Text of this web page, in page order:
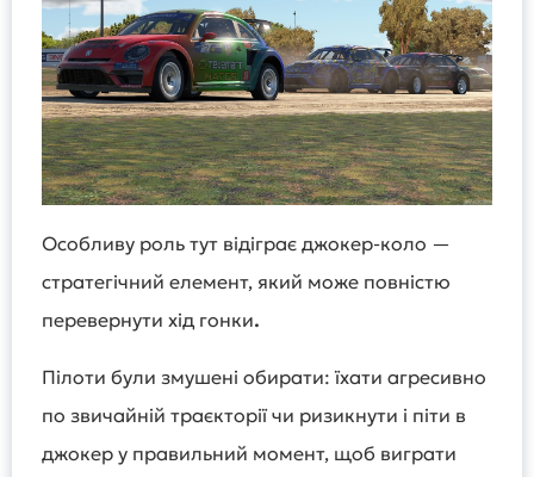
Особливу роль тут відіграє джокер-коло —
стратегічний елемент, який може повністю
перевернути хід гонки.
Пілоти були змушені обирати: їхати агресивно
по звичайній траєкторії чи ризикнути і піти в
джокер у правильний момент, щоб виграти